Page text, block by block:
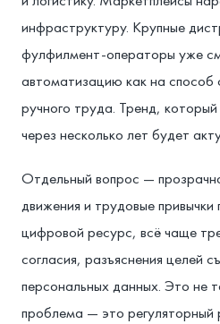
инфраструктуру. Крупные
фулфилмент-операторы уже
автоматизацию как на способ
ручного труда. Тренд,
через несколько лет будет
Отдельный вопрос —
движения и трудовые
цифровой ресурс, всё чаще
согласия, разъяснения целей
персональных данных. Это не
проблема — это регуляторный